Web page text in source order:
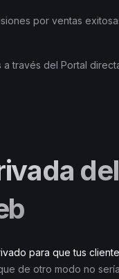
por ventas
a través del Portal
del
para que tus
de otro modo no